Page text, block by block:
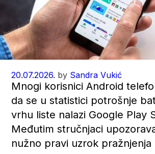
20.07.2026. by Sandra Vukić
Mnogi korisnici Android
da se u statistici potrošnje
vrhu liste nalazi Google Play
Međutim stručnjaci
nužno pravi uzrok pražnjenja